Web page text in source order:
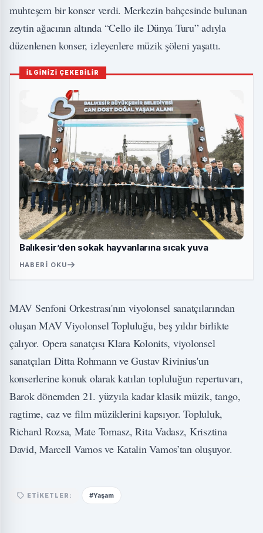
muhteşem bir konser verdi. Merkezin bahçesinde bulunan
zeytin ağacının altında “Cello ile Dünya Turu” adıyla
düzenlenen konser, izleyenlere müzik şöleni yaşattı.
İLGİNİZİ ÇEKEBİLİR
Balıkesir’den sokak hayvanlarına sıcak yuva
HABERI OKU
MAV Senfoni Orkestrası'nın viyolonsel sanatçılarından
oluşan MAV Viyolonsel Topluluğu, beş yıldır birlikte
çalıyor. Opera sanatçısı Klara Kolonits, viyolonsel
sanatçıları Ditta Rohmann ve Gustav Rivinius'un
konserlerine konuk olarak katılan topluluğun repertuvarı,
Barok dönemden 21. yüzyıla kadar klasik müzik, tango,
ragtime, caz ve film müziklerini kapsıyor. Topluluk,
Richard Rozsa, Mate Tomasz, Rita Vadasz, Krisztina
David, Marcell Vamos ve Katalin Vamos’tan oluşuyor.
ETIKETLER: #Yaşam